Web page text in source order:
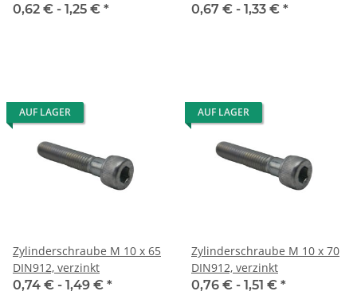
0,62 € - 1,25 € *
0,67 € - 1,33 € *
AUF LAGER
Zylinderschraube M 10 x 65
DIN912, verzinkt
0,74 € - 1,49 € *
AUF LAGER
Zylinderschraube M 10 x 70
DIN912, verzinkt
0,76 € - 1,51 € *